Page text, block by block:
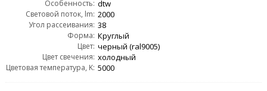
Особенность: dtw
Световой поток, lm: 2000
Угол рассеивания: 38
Форма: Круглый
Цвет: черный (ral9005)
Цвет свечения: холодный
Цветовая температура, K: 5000